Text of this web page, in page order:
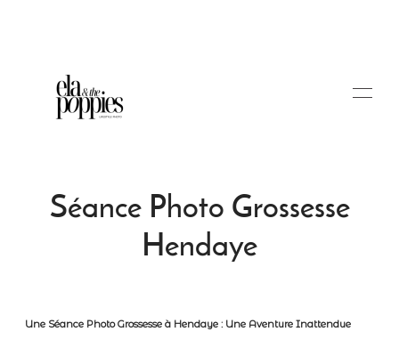
Blog
Séance Photo Grossesse
Hendaye
Une Séance Photo Grossesse à Hendaye : Une Aventure Inattendue